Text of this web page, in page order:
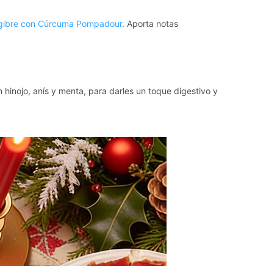
con Cúrcuma Pompadour. Aporta notas
hinojo, anís y menta, para darles un toque digestivo y